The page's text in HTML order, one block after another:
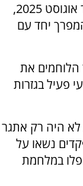
לוחמי הגדוד החרדי "נצח יהודה", מחזור אוגוסט 2025,
יחד עם
הלוחמים את
פעיל בגזרות
קילומטרים, לא היה רק אתגר
נשאו על
במלחמת